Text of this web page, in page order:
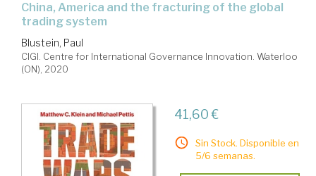
China, America and the fracturing of the global
trading system
Blustein, Paul
CIGI. Centre for International Governance Innovation. Waterloo
(ON), 2020
41,60 €
Sin Stock. Disponible en
5/6 semanas.